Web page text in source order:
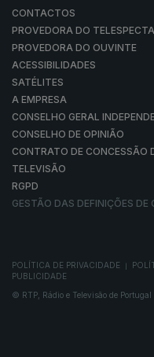
CONTACTOS
PROVEDORA DO
PROVEDORA DO OUVINTE
ACESSIBILIDADES
SATÉLITES
A EMPRESA
CONSELHO GERAL
CONSELHO DE OPINIÃO
CONTRATO DE CONCESSÃO
TELEVISÃO
RGPD
GESTÃO DAS DEFINIÇÕES DE
POLÍTICA DE PRIVACIDADE
PUBLICIDADE
© RTP, Rádio e Televisão de